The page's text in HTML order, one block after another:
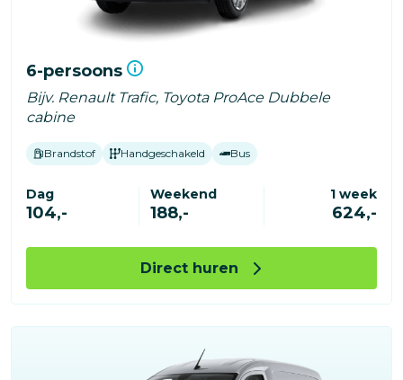
6-persoons
Bijv. Renault Trafic, Toyota ProAce Dubbele
cabine
Brandstof Handgeschakeld Bus
Dag
104,-
Weekend
188,-
1 week
624,-
Direct huren